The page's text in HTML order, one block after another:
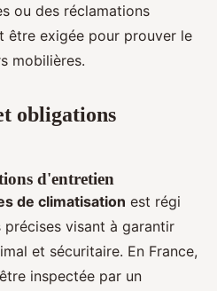
ou des réclamations
être exigée pour prouver le
mobilières.
obligations
d'entretien
de climatisation est régi
visant à garantir
et sécuritaire. En France,
inspectée par un